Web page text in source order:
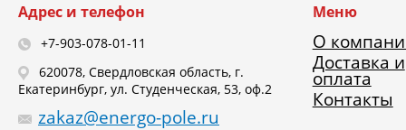
Адрес и телефон
+7-903-078-01-11
620078, Свердловская область, г.
Екатеринбург, ул. Студенческая, 53, оф.2
zakaz@energo-pole.ru
Меню
О
Доставка и
оплата
Контакты